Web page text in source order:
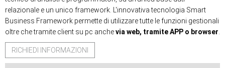
relazionale e un unico framework. L'innovativa tecnologia Smart
Business Framework permette di utilizzare tutte le funzioni gestionali
oltre che tramite client su pc anchevia web, tramite APP o browser
RICHIEDI INFORMAZIONI